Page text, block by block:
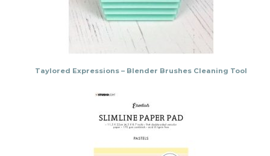
Taylored Expressions – Blender Brushes Cleaning Tool